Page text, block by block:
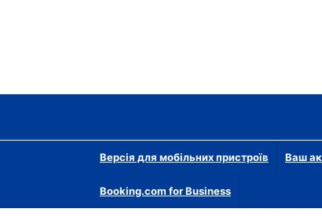
Версія для мобільних пристроїв Ваш
Booking.com for Business